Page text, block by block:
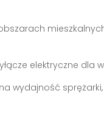
elektryczne dla
wydajność